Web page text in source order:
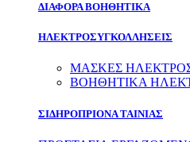
ΔΙΑΦΟΡΑ ΒΟΗΘΗΤΙΚΑ
ΗΛΕΚΤΡΟΣΥΓΚΟΛΛΗΣΕΙΣ
ΜΑΣΚΕΣ
ΒΟΗΘΗΤΙΚΑ
ΣΙΔΗΡΟΠΡΙΟΝΑ ΤΑΙΝΙΑΣ